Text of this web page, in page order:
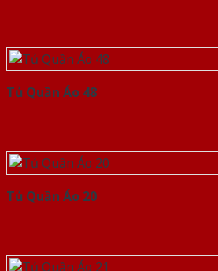
Tủ Quần Áo 48
Tủ Quần Áo 20